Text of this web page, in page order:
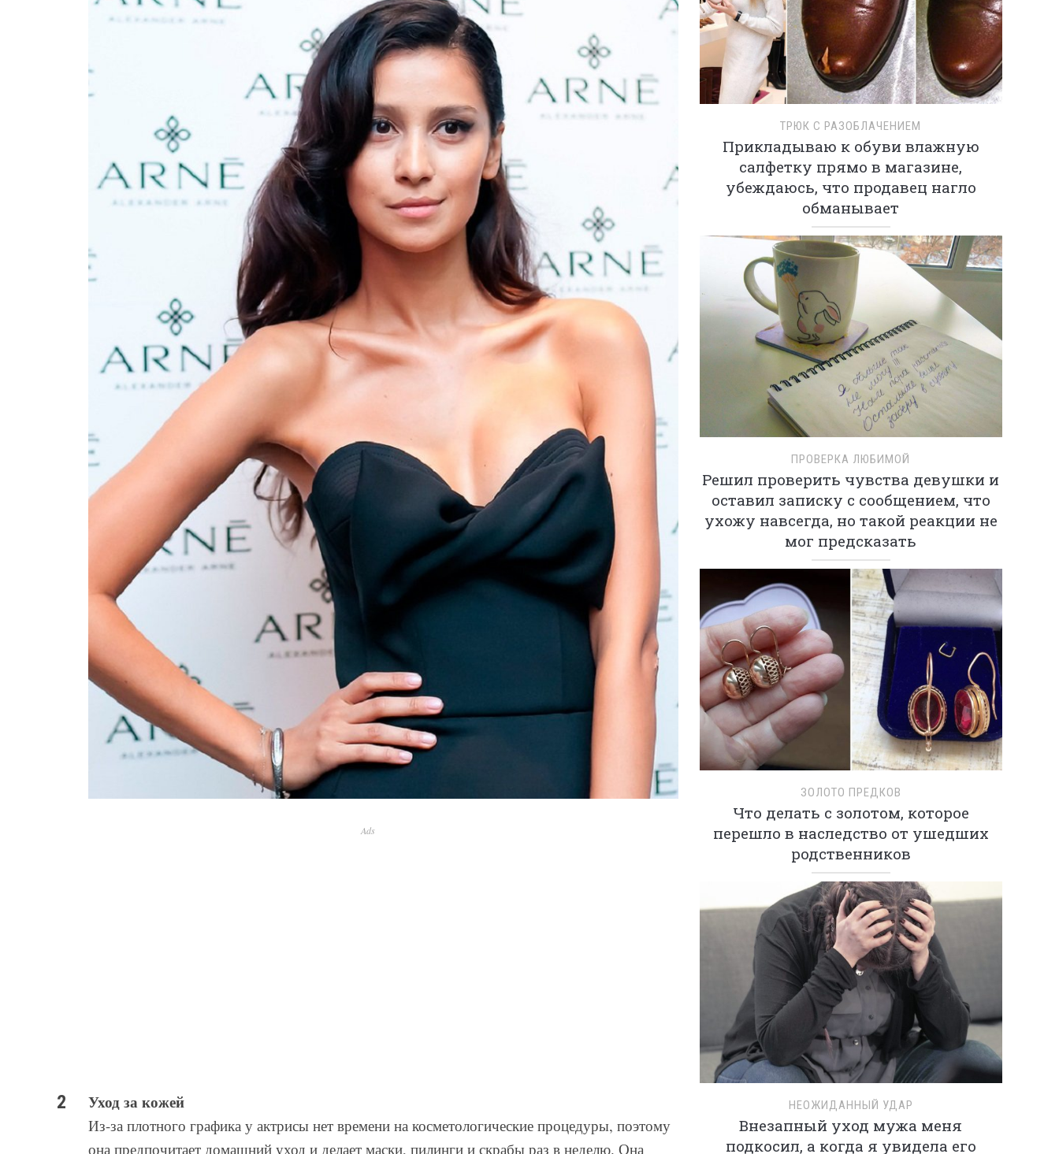
Ads
Уход за кожей
Из-за плотного графика у актрисы нет времени на косметологические процедуры, поэтому
она предпочитает домашний уход и делает маски, пилинги и скрабы раз в неделю. Она
ТРЮК С РАЗОБЛАЧЕНИЕМ
Прикладываю к обуви влажную
салфетку прямо в магазине,
убеждаюсь, что продавец нагло
обманывает
ПРОВЕРКА ЛЮБИМОЙ
Решил проверить чувства девушки и
оставил записку с сообщением, что
ухожу навсегда, но такой реакции не
мог предсказать
ЗОЛОТО ПРЕДКОВ
Что делать с золотом, которое
перешло в наследство от ушедших
родственников
НЕОЖИДАННЫЙ УДАР
Внезапный уход мужа меня
подкосил, а когда я увидела его